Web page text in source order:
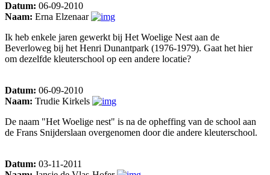
Datum: 06-09-2010
Naam: Erna Elzenaar
Ik heb enkele jaren gewerkt bij Het Woelige Nest aan de
Beverloweg bij het Henri Dunantpark (1976-1979). Gaat het hier
om dezelfde kleuterschool op een andere locatie?
Datum: 06-09-2010
Naam: Trudie Kirkels
De naam "Het Woelige nest" is na de opheffing van de school aan
de Frans Snijderslaan overgenomen door die andere kleuterschool.
Datum: 03-11-2011